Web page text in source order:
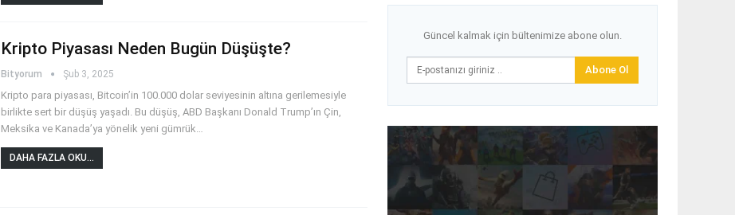
Kripto Piyasası Neden Bugün Düşüşte?
Bityorum Şub 3, 2025
Kripto para piyasası, Bitcoin’in 100.000 dolar seviyesinin altına gerilemesiyle
birlikte sert bir düşüş yaşadı. Bu düşüş, ABD Başkanı Donald Trump’ın Çin,
Meksika ve Kanada’ya yönelik yeni gümrük…
DAHA FAZLA OKU...
Güncel kalmak için bültenimize abone olun.
Abone Ol